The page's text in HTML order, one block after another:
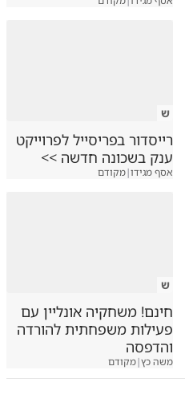
ש
רייסדור בפריסייל לפרוייקט
ענק בשכונה חדשה >>
אסף מגידו|מקודם
ש
חינם! משחקיה אונליין עם
פעילות משפחתית להורדה
והדפסה
משה כץ|מקודם